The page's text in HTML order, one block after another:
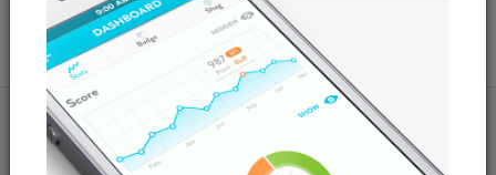
برگشت به بالا
فرم ها و آیین نامه ها